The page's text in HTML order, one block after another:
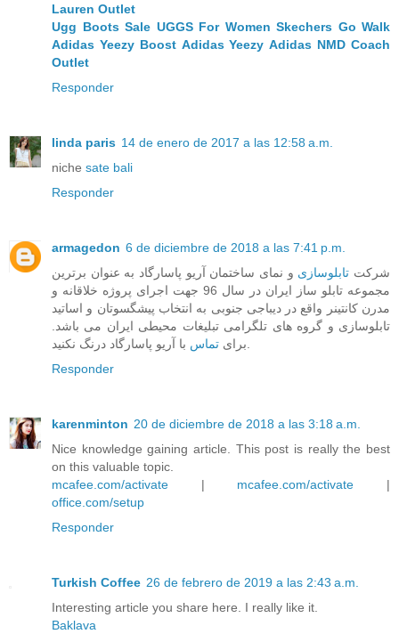
Lauren Outlet
Ugg Boots Sale UGGS For Women Skechers Go Walk
Adidas Yeezy Boost Adidas Yeezy Adidas NMD Coach
Outlet
Responder
linda paris 14 de enero de 2017 a las 12:58 a.m.
niche sate bali
Responder
armagedon 6 de diciembre de 2018 a las 7:41 p.m.
شرکت تابلوسازی و نمای ساختمان آریو پاسارگاد به عنوان برترین
مجموعه تابلو ساز ایران در سال 96 جهت اجرای پروژه خلاقانه و
مدرن کانتینر واقع در دیباجی جنوبی به انتخاب پیشگسوتان و اساتید
تابلوسازی و گروه های تلگرامی تبلیغات محیطی ایران می باشد.
برای تماس
Responder
karenminton 20 de diciembre de 2018 a las 3:18 a.m.
Nice knowledge gaining article. This post is really the best
on this valuable topic.
mcafee.com/activate | mcafee.com/activate |
office.com/setup
Responder
Turkish Coffee 26 de febrero de 2019 a las 2:43 a.m.
Interesting article you share here. I really like it.
Baklava